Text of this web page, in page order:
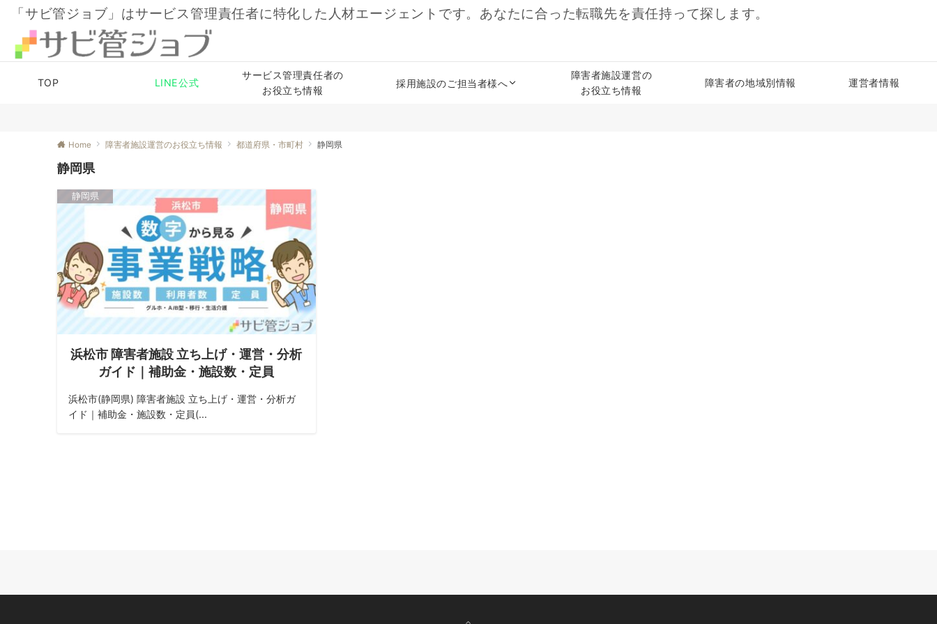
「サビ管ジョブ」はサービス管理責任者に特化した人材エージェントです。あなたに合った転職先を責任持って探します。
TOP LINE公式
サービス管理責任者の
お役立ち情報
採用施設のご担当者様へ
障害者施設運営の
お役立ち情報
障害者の地域別情報 運営者情報
Home 障害者施設運営のお役立ち情報 都道府県・市町村 静岡県
静岡県
静岡県
浜松市 障害者施設 立ち上げ・運営・分析
ガイド｜補助金・施設数・定員
浜松市(静岡県) 障害者施設 立ち上げ・運営・分析ガ
イド｜補助金・施設数・定員(...